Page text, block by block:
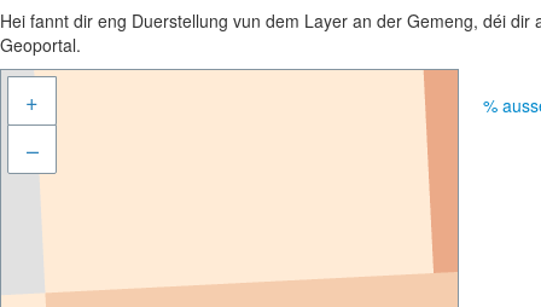
Hei fannt dir eng Duerstellung vun dem Layer an der Gemeng, déi
Geoportal.
+
–
%